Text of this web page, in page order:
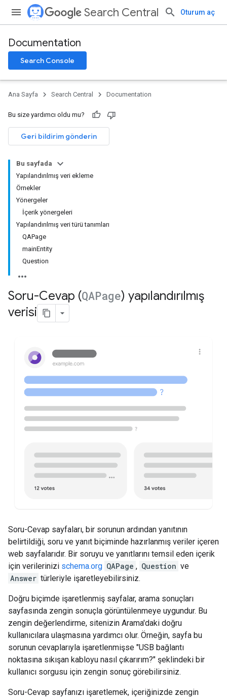
Search Central Oturum aç
Documentation
Search Console
Ana Sayfa Search Central Documentation
Bu size yardımcı oldu mu?
Geri bildirim gönderin
Bu sayfada
Yapılandırılmış veri ekleme
Örnekler
Yönergeler
İçerik yönergeleri
Yapılandırılmış veri türü tanımları
QAPage
mainEntity
Question
Soru-Cevap (QAPage) yapılandırılmış
verisi
Soru-Cevap sayfaları, bir sorunun ardından yanıtının
belirtildiği, soru ve yanıt biçiminde hazırlanmış veriler içeren
web sayfalarıdır. Bir soruyu ve yanıtlarını temsil eden içerik
için verilerinizi schema.org QAPage , Question ve
Answer türleriyle işaretleyebilirsiniz.
Doğru biçimde işaretlenmiş sayfalar, arama sonuçları
sayfasında zengin sonuçla görüntülenmeye uygundur. Bu
zengin değerlendirme, sitenizin Arama'daki doğru
kullanıcılara ulaşmasına yardımcı olur. Örneğin, sayfa bu
sorunun cevaplarıyla işaretlenmişse "USB bağlantı
noktasına sıkışan kabloyu nasıl çıkarırım?" şeklindeki bir
kullanıcı sorgusu için zengin sonuç görebilirsiniz.
Soru-Cevap sayfanızı işaretlemek, içeriğinizde zengin